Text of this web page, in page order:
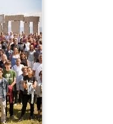
mal
se han
la